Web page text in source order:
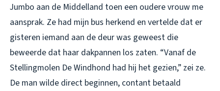
Jumbo aan de Middelland toen een oudere vrouw me
aansprak. Ze had mijn bus herkend en vertelde dat er
gisteren iemand aan de deur was geweest die
beweerde dat haar dakpannen los zaten. “Vanaf de
Stellingmolen De Windhond had hij het gezien,” zei ze.
De man wilde direct beginnen, contant betaald